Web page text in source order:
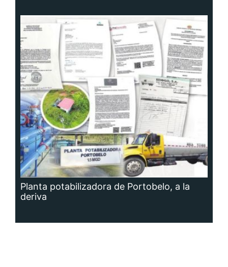
Planta potabilizadora de Portobelo, a la
deriva